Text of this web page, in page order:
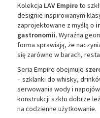
Kolekcja LAV Empireto
designie inspirowanym
zaprojektowane z myślą o
gastronomii. Wyraźna
forma sprawiają, że
się zarówno w barach,
Seria Empire obejmuje
– szklanki do whisky,
serwowania wody i
konstrukcji szkło dobrze
na codzienne użytkowanie.